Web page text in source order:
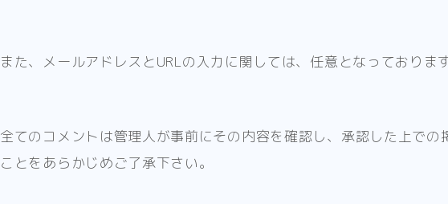
また、メールアドレスとURLの入力に関しては、任意となっております
全てのコメントは管理人が事前にその内容を確認し、承認した上での
ことをあらかじめご了承下さい。